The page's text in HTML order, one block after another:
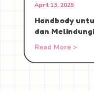
April 13, 2025
Handbody
dan
Read More >